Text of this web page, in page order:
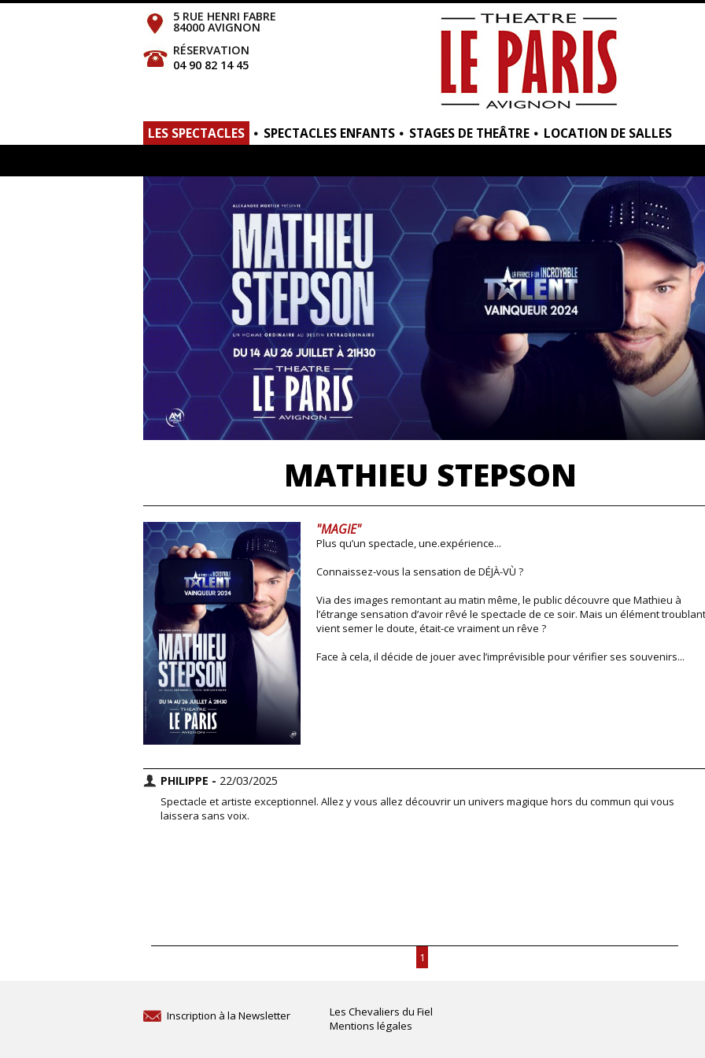
5 RUE HENRI FABRE
84000 AVIGNON
RÉSERVATION
04 90 82 14 45
LES SPECTACLES SPECTACLES ENFANTS STAGES DE THEÂTRE LOCATION DE SALLES
MATHIEU STEPSON
"MAGIE"
Plus qu’un spectacle, une.expérience...
Connaissez-vous la sensation de DÉJÀ-VÙ ?
Via des images remontant au matin même, le public découvre que Mathieu à
l’étrange sensation d’avoir rêvé le spectacle de ce soir. Mais un élément troublant
vient semer le doute, était-ce vraiment un rêve ?
Face à cela, il décide de jouer avec l’imprévisible pour vérifier ses souvenirs...
PHILIPPE - 22/03/2025
Spectacle et artiste exceptionnel. Allez y vous allez découvrir un univers magique hors du commun qui vous
laissera sans voix.
1
Inscription à la Newsletter
Les Chevaliers du Fiel
Mentions légales